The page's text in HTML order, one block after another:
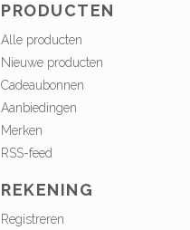
PRODUCTEN
Alle producten
Nieuwe producten
Cadeaubonnen
Aanbiedingen
Merken
RSS-feed
REKENING
Registreren